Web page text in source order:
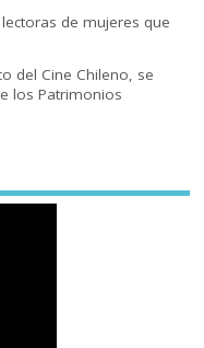
de mujeres que
del Cine Chileno, se
los Patrimonios